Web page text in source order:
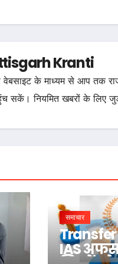
Kranti
वेबसाइट के माध्यम से आप तक
नियमित खबरों के लिए जुड़े
समाचार
IAS